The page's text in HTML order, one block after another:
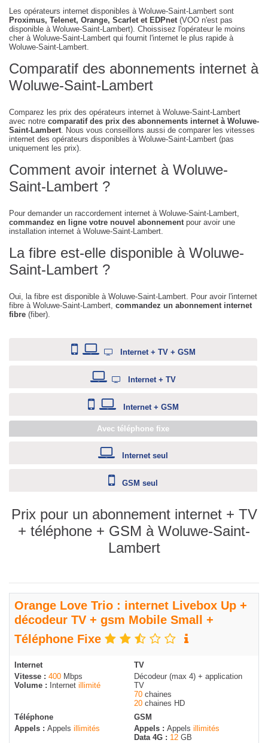
Les opérateurs internet disponibles à Woluwe-Saint-Lambert sont
Proximus, Telenet, Orange, Scarlet et EDPnet(VOO n'est pas
disponible à Woluwe-Saint-Lambert). Choissisez l'opérateur le moins
cher à Woluwe-Saint-Lambert qui fournit l'internet le plus rapide à
Woluwe-Saint-Lambert.
Comparatif des abonnements internet à
Woluwe-Saint-Lambert
Comparez les prix des opérateurs internet à Woluwe-Saint-Lambert
avec notre comparatif des prix des abonnements internet à Woluwe-
Saint-Lambert. Nous vous conseillons aussi de comparer les vitesses
internet des opérateurs disponibles à Woluwe-Saint-Lambert (pas
uniquement les prix).
Comment avoir internet à Woluwe-
Saint-Lambert ?
Pour demander un raccordement internet à Woluwe-Saint-Lambert,
commandez en ligne votre nouvel abonnementpour avoir une
installation internet à Woluwe-Saint-Lambert.
La fibre est-elle disponible à Woluwe-
Saint-Lambert ?
Oui, la fibre est disponible à Woluwe-Saint-Lambert. Pour avoir l'internet
fibre à Woluwe-Saint-Lambert, commandez un abonnement internet
fibre (fiber).
Internet + TV + GSM
Internet + TV
Internet + GSM
Avec téléphone fixe
Internet seul
GSM seul
Prix pour un abonnement internet + TV
+ téléphone + GSM à Woluwe-Saint-
Lambert
Orange Love Trio : internet Livebox Up +
décodeur TV + gsm Mobile Small +
Téléphone Fixe
Internet
Vitesse : 400 Mbps
Volume :
Internet illimité
TV
Décodeur (max 4) + application
TV
70 chaines
20 chaines HD
Téléphone
Appels : Appels illimités
GSM
Appels : Appels illimités
Data 4G : 12 GB